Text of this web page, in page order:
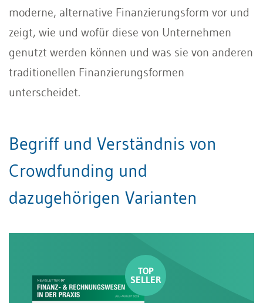
moderne, alternative Finanzierungsform vor und
zeigt, wie und wofür diese von Unternehmen
genutzt werden können und was sie von anderen
traditionellen Finanzierungsformen
unterscheidet.
Begriff und Verständnis von
Crowdfunding und
dazugehörigen Varianten